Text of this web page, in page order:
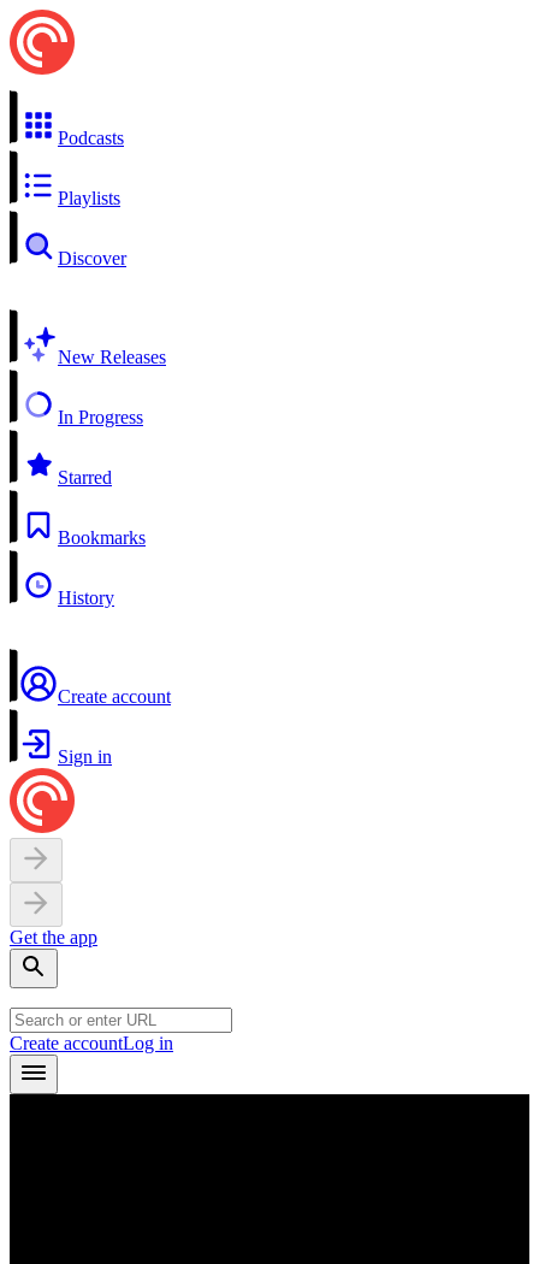
Podcasts
Playlists
Discover
New Releases
In Progress
Starred
Bookmarks
History
Create account
Sign in
Get the app
Create accountLog in